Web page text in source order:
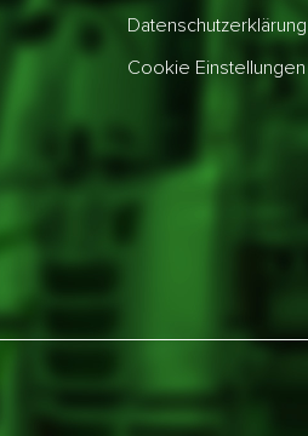
Datenschutzerklärung
Cookie Einstellungen